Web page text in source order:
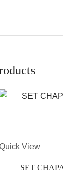
View
SET